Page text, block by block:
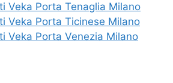
Veka Porta Tenaglia Milano
Veka Porta Ticinese Milano
Veka Porta Venezia Milano